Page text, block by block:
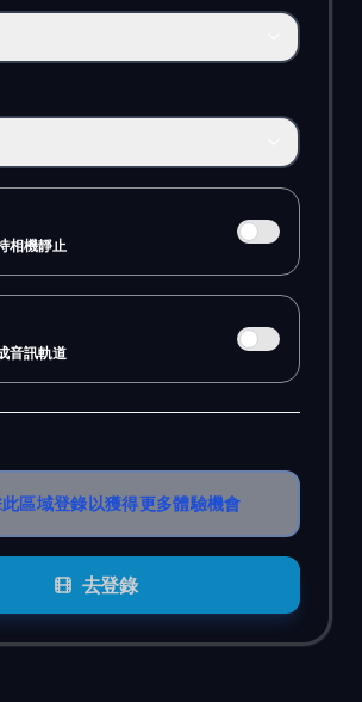
相機靜止
音訊軌道
區域登錄以獲得更多體驗機會
去登錄